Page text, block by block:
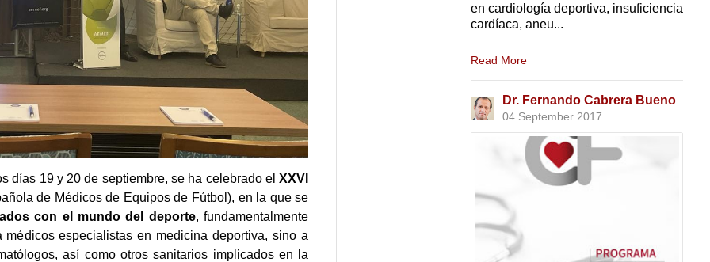
días 19 y 20 de septiembre, se ha celebrado elXXVI
de Médicos de Equipos de Fútbol), en la que se
con el mundo del deporte, fundamentalmente
especialistas en medicina deportiva, sino a
así como otros sanitarios implicados en la
en cardiología deportiva, insuficiencia
cardíaca, aneu...
Read More
Dr. Fernando Cabrera Bueno
04 September 2017